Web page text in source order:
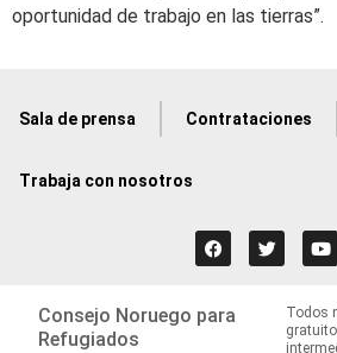
oportunidad de trabajo en las tierras”.
Sala de prensa Contrataciones
Trabaja con nosotros
Consejo Noruego para
Refugiados
Todos